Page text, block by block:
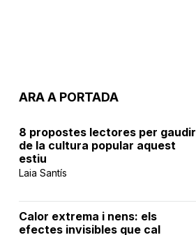
ARA A PORTADA
8 propostes lectores per gaudir
de la cultura popular aquest
estiu
Laia Santís
Calor extrema i nens: els
efectes invisibles que cal